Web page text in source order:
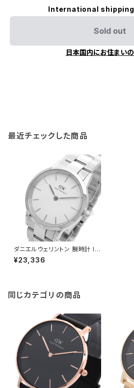
International
Sold out
日本国内にお住まい
最近チェックした商品
ダニエルウェリントン 腕時計 IC
ONIC LINK 28 DW0010020
7 ホワイト シルバー
¥23,336
同じカテゴリの商品